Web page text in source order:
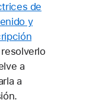
de
y
resolverlo
a
a